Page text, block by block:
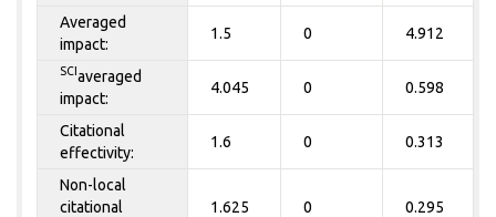
Averaged
impact:
1.5 0 4.912
SCI averaged
impact:
4.045 0 0.598
Citational
effectivity:
1.6 0 0.313
Non-local
citational
1.625 0 0.295